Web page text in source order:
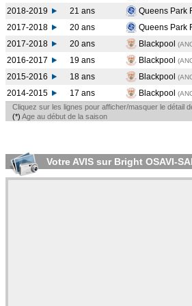
2018-2019
21 ans Queens Park
2017-2018
20 ans Queens Park
2017-2018
20 ans Blackpool
2016-2017
19 ans Blackpool
2015-2016
18 ans Blackpool
2014-2015
17 ans Blackpool
Cliquez sur les lignes pour afficher/masquer le détail
(*) Age au début de la saison
Votre AVIS sur Bright OSAVI-